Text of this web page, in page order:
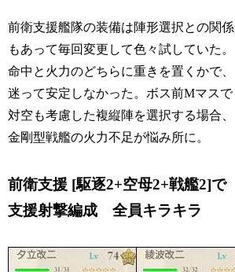
前衛支援艦隊の装備は陣形選択との関係
もあって毎回変更して色々試していた。
命中と火力のどちらに重きを置くかで、
迷って安定しなかった。ボス前Mマスで
対空も考慮した複縦陣を選択する場合、
金剛型戦艦の火力不足が悩み所に。
前衛支援 [駆逐2+空母2+戦艦2]で
支援射撃編成 全員キラキラ